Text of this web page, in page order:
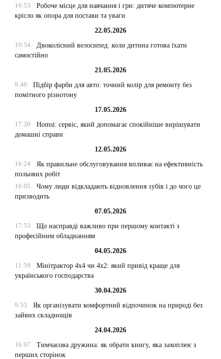
16:53
Робоче місце для навчання і гри: дитяче компютерне
крісло як опора для постави та уваги
22.05.2026
10:54
Двоколісний велосипед: коли дитина готова їхати
самостійно
21.05.2026
9:40
Підбір фарби для авто: точний колір для ремонту без
помітного різнотону
17.05.2026
17:20
Homsi: сервіс, який допомагає спокійніше вирішувати
домашні справи
12.05.2026
16:24
Як правильне обслуговування впливає на ефективність
польових робіт
16:05
Чому люди відкладають відновлення зубів і до чого це
призводить
07.05.2026
17:53
Що насправді важливо при першому контакті з
професійним обладнанням
04.05.2026
11:59
Мінітрактор 4х4 чи 4х2: який привід краще для
українського господарства
30.04.2026
9:53
Як організувати комфортний відпочинок на природі без
зайвих складнощів
24.04.2026
16:07
Тимчасова дружина: як обрати книгу, яка захоплює з
перших сторінок